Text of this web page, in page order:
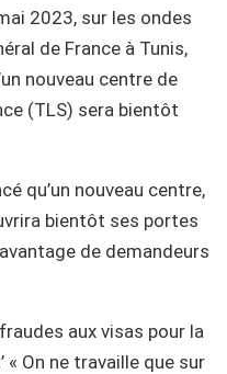
2023, sur les ondes
de France à Tunis,
nouveau centre de
(TLS) sera bientôt
qu’un nouveau centre,
bientôt ses portes
de demandeurs
aux visas pour la
« On ne travaille que sur